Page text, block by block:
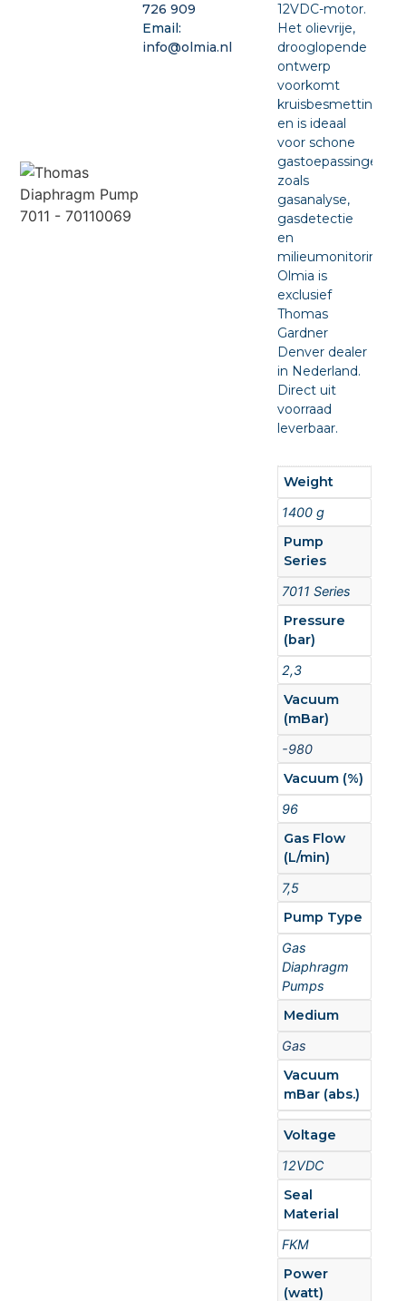
726 909
Email:
info@olmia.nl
12VDC-motor.
Het olievrije,
drooglopende
ontwerp
voorkomt
kruisbesmetting
en is ideaal
voor schone
gastoepassingen
zoals
gasanalyse,
gasdetectie
en
milieumonitoring.
Olmia is
exclusief
Thomas
Gardner
Denver dealer
in Nederland.
Direct uit
voorraad
leverbaar.
Weight
1400 g
Pump
Series
7011 Series
Pressure
(bar)
2,3
Vacuum
(mBar)
-980
Vacuum (%)
96
Gas Flow
(L/min)
7,5
Pump Type
Gas
Diaphragm
Pumps
Medium
Gas
Vacuum
mBar (abs.)
Voltage
12VDC
Seal
Material
FKM
Power
(watt)